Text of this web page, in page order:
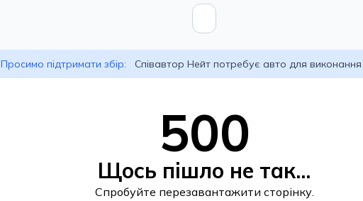
Просимо підтримати збір: Співавтор Нейт потребує авто для
500
Щось пішло не так...
Спробуйте перезавантажити сторінку.